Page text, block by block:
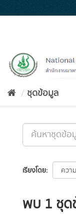
to
ชุดข้อมูล
เรียงโดย
พบ 1 ชุด